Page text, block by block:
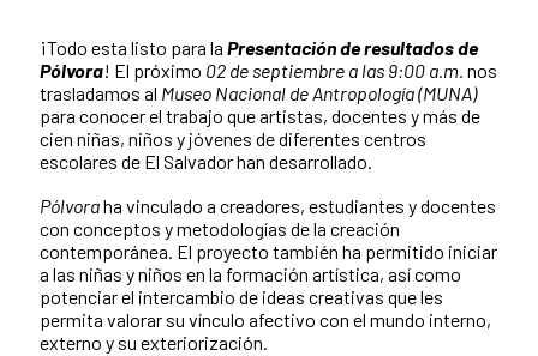
¡Todo esta listo para la Presentación de resultados de
Pólvora! El próximo 02 de septiembre a las 9:00 a.m. nos
trasladamos al Museo Nacional de Antropología (MUNA)
para conocer el trabajo que artistas, docentes y más de
cien niñas, niños y jóvenes de diferentes centros
escolares de El Salvador han desarrollado.
Pólvoraha vinculado a creadores, estudiantes y docentes
con conceptos y metodologías de la creación
contemporánea. El proyecto también ha permitido iniciar
a las niñas y niños en la formación artística, así como
potenciar el intercambio de ideas creativas que les
permita valorar su vínculo afectivo con el mundo interno,
externo y su exteriorización.